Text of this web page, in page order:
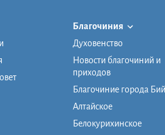
Благочиния
Духовенство
Новости благочиний и
приходов
Благочиние города
Алтайское
Белокурихинское